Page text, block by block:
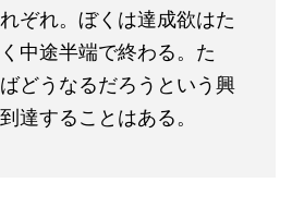
ぞれ。ぼくは達成欲はた
中途半端で終わる。た
どうなるだろうという興
達することはある。